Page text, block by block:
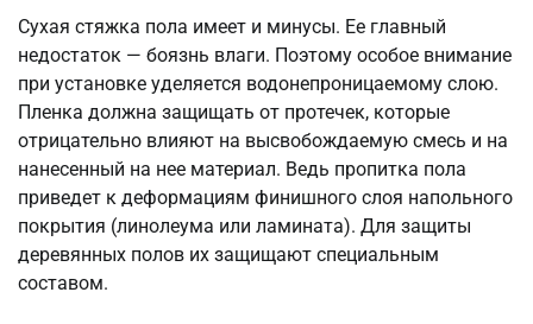
Сухая стяжка пола имеет и минусы. Ее главный
недостаток — боязнь влаги. Поэтому особое внимание
при установке уделяется водонепроницаемому слою.
Пленка должна защищать от протечек, которые
отрицательно влияют на высвобождаемую смесь и на
нанесенный на нее материал. Ведь пропитка пола
приведет к деформациям финишного слоя напольного
покрытия (линолеума или ламината). Для защиты
деревянных полов их защищают специальным
составом.